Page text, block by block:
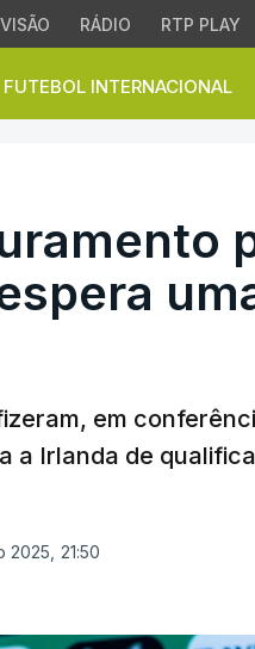
RÁDIO RTP PLAY
FUTEBOL INTERNACIONAL
em
a Irlanda de
2025, 21:50